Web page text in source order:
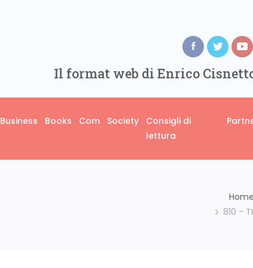
Il format web di Enrico
Business Books Com Society
Consigli di
lettura
Home
810 -